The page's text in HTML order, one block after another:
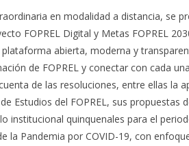
en modalidad a distancia, se
FOPREL Digital y Metas FOPREL
abierta, moderna y
de FOPREL y conectar con cada
de las resoluciones, entre ellas la
Estudios del FOPREL, sus
institucional quinquenales para el
la Pandemia por COVID-19, con